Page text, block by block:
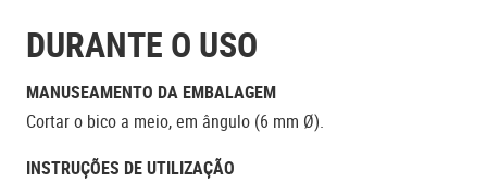
DURANTE O USO
MANUSEAMENTO DA EMBALAGEM
Cortar o bico a meio, em ângulo (6 mm Ø).
INSTRUÇÕES DE UTILIZAÇÃO